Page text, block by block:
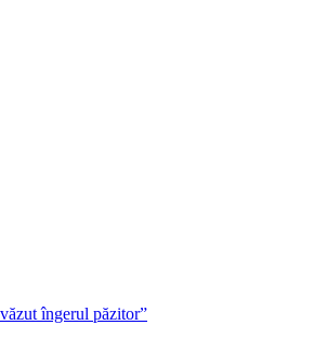
îngerul păzitor”